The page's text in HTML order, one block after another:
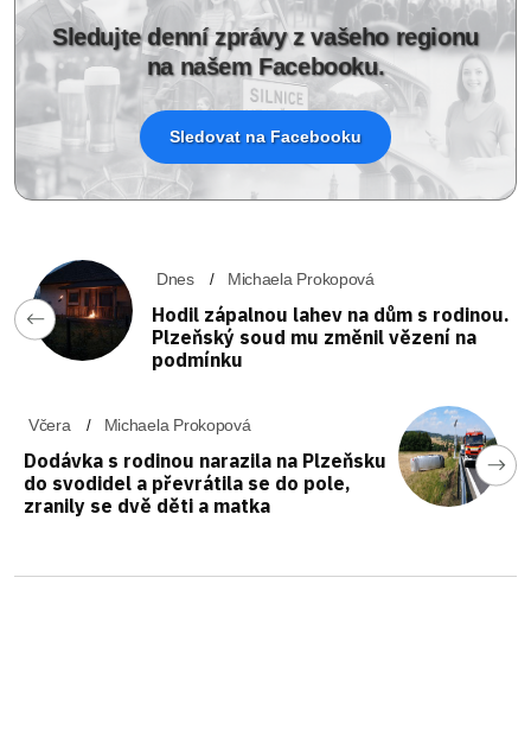
Sledujte denní zprávy z vašeho regionu
na našem Facebooku.
Sledovat na Facebooku
Dnes Michaela Prokopová
Hodil zápalnou lahev na dům s rodinou.
Plzeňský soud mu změnil vězení na
podmínku
Včera Michaela Prokopová
Dodávka s rodinou narazila na Plzeňsku
do svodidel a převrátila se do pole,
zranily se dvě děti a matka